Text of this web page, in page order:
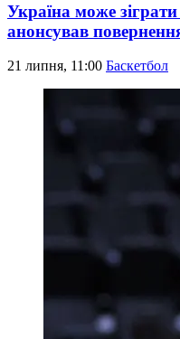
Україна може
анонсував
21 липня, 11:00 Баскетбол